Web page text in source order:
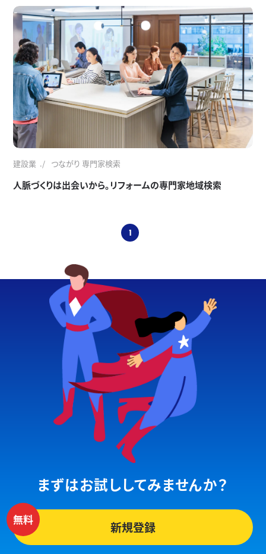
建設業 つながり 専門家検索
人脈づくりは出会いから。リフォームの専門家地域検索
1
まずはお試ししてみませんか？
新規登録